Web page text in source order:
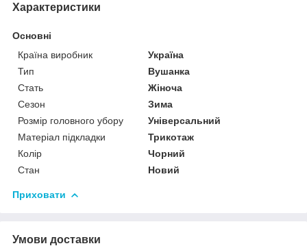
Характеристики
Основні
Країна виробник
Україна
Тип
Вушанка
Стать
Жіноча
Сезон
Зима
Розмір головного убору
Універсальний
Матеріал підкладки
Трикотаж
Колір
Чорний
Стан
Новий
Приховати
Умови доставки